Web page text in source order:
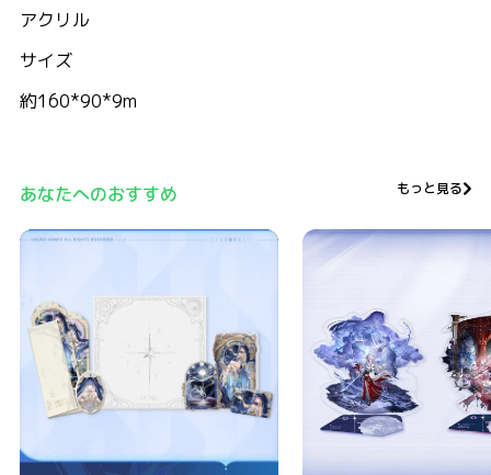
アクリル
サイズ
約160*90*9m
あなたへのおすすめ もっと見る